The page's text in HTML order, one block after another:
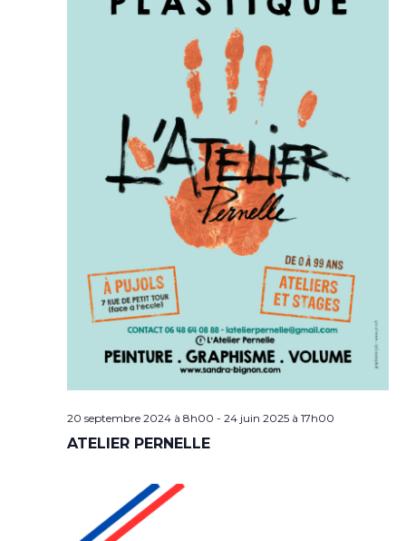
20 septembre 2024 à 8h00 - 24 juin 2025 à 17h00
ATELIER PERNELLE